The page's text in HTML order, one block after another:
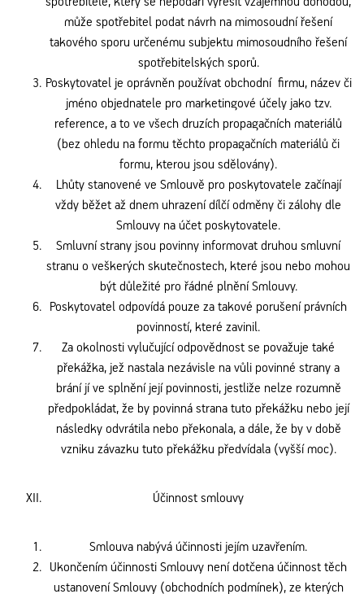
může spotřebitel podat návrh na mimosoudní řešení
takového sporu určenému subjektu mimosoudního řešení
spotřebitelských sporů.
Poskytovatel je oprávněn používat obchodní firmu, název či
jméno objednatele pro marketingové účely jako tzv.
reference, a to ve všech druzích propagačních materiálů
(bez ohledu na formu těchto propagačních materiálů či
formu, kterou jsou sdělovány).
Lhůty stanovené ve Smlouvě pro poskytovatele začínají
vždy běžet až dnem uhrazení dílčí odměny či zálohy dle
Smlouvy na účet poskytovatele.
Smluvní strany jsou povinny informovat druhou smluvní
stranu o veškerých skutečnostech, které jsou nebo mohou
být důležité pro řádné plnění Smlouvy.
Poskytovatel odpovídá pouze za takové porušení právních
povinností, které zavinil.
Za okolnosti vylučující odpovědnost se považuje také
překážka, jež nastala nezávisle na vůli povinné strany a
brání jí ve splnění její povinnosti, jestliže nelze rozumně
předpokládat, že by povinná strana tuto překážku nebo její
následky odvrátila nebo překonala, a dále, že by v době
vzniku závazku tuto překážku předvídala (vyšší moc).
Účinnost smlouvy
Smlouva nabývá účinnosti jejím uzavřením.
Ukončením účinnosti Smlouvy není dotčena účinnost těch
ustanovení Smlouvy (obchodních podmínek), ze kterých